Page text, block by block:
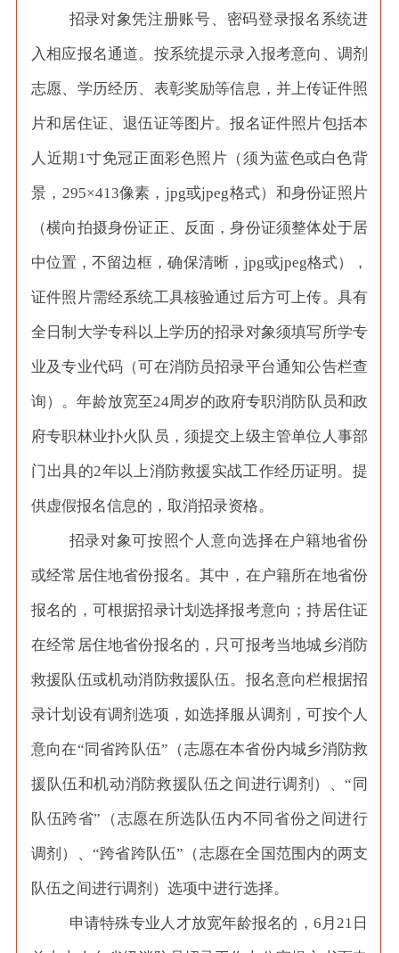
招录对象凭注册账号、密码登录报名系统进
入相应报名通道。按系统提示录入报考意向、调剂
志愿、学历经历、表彰奖励等信息，并上传证件照
片和居住证、退伍证等图片。报名证件照片包括本
人近期 1寸免冠正面彩色照片（须为蓝色或白色背
景，295×413像素，jpg或jpeg格式）和身份证照片
（横向拍摄身份证正、反面，身份证须整体处于居
中位置，不留边框，确保清晰，jpg或jpeg格式），
证件照片需经系统工具核验通过后方可上传。具有
全日制大学专科以上学历的招录对象须填写所学专
业及专业代码（可在消防员招录平台通知公告栏查
询）。年龄放宽至24周岁的政府专职消防队员和政
府专职林业扑火队员，须提交上级主管单位人事部
门出具的2年以上消防救援实战工作经历证明。提
供虚假报名信息的，取消招录资格。
招录对象可按照个人意向选择在户籍地省份
或经常居住地省份报名。其中，在户籍所在地省份
报名的，可根据招录计划选择报考意向；持居住证
在经常居住地省份报名的，只可报考当地城乡消防
救援队伍或机动消防救援队伍。报名意向栏根据招
录计划设有调剂选项，如选择服从调剂，可按个人
意向在“同省跨队伍”（志愿在本省份内城乡消防救
援队伍和机动消防救援队伍之间进行调剂）、“同
队伍跨省”（志愿在所选队伍内不同省份之间进行
调剂）、“跨省跨队伍”（志愿在全国范围内的两支
队伍之间进行调剂）选项中进行选择。
申请特殊专业人才放宽年龄报名的， 6月21日